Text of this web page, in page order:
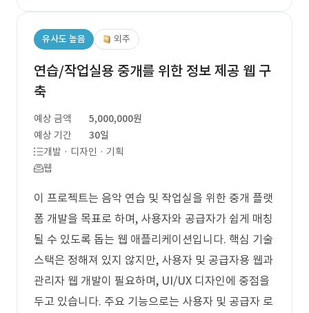
유사도 높음 외주
연습/작업실용 중개를 위한 정보 제공 웹 구
축
예상 금액
5,000,000원
예상 기간
30일
개발 · 디자인 · 기획
웹
이 프로젝트는 음악 연습 및 작업실을 위한 중개 플랫
폼 개발을 목표로 하며, 사용자와 공급자가 쉽게 매칭
될 수 있도록 돕는 웹 애플리케이션입니다. 핵심 기술
스택은 정해져 있지 않지만, 사용자 및 공급자용 웹과
관리자 웹 개발이 필요하며, UI/UX 디자인에 중점을
두고 있습니다. 주요 기능으로는 사용자 및 공급자 로